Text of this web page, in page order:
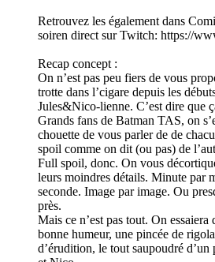
Retrouvez les également dans
soiren direct sur Twitch: https://
Recap concept :
On n’est pas peu fiers de vous
trotte dans l’cigare depuis les
Jules&Nico-lienne. C’est dire que
Grands fans de Batman TAS, on
chouette de vous parler de de
spoil comme on dit (ou pas) de
Full spoil, donc. On vous
leurs moindres détails. Minute par
seconde. Image par image. Ou
près.
Mais ce n’est pas tout. On essaiera
bonne humeur, une pincée de
d’érudition, le tout saupoudré d’un